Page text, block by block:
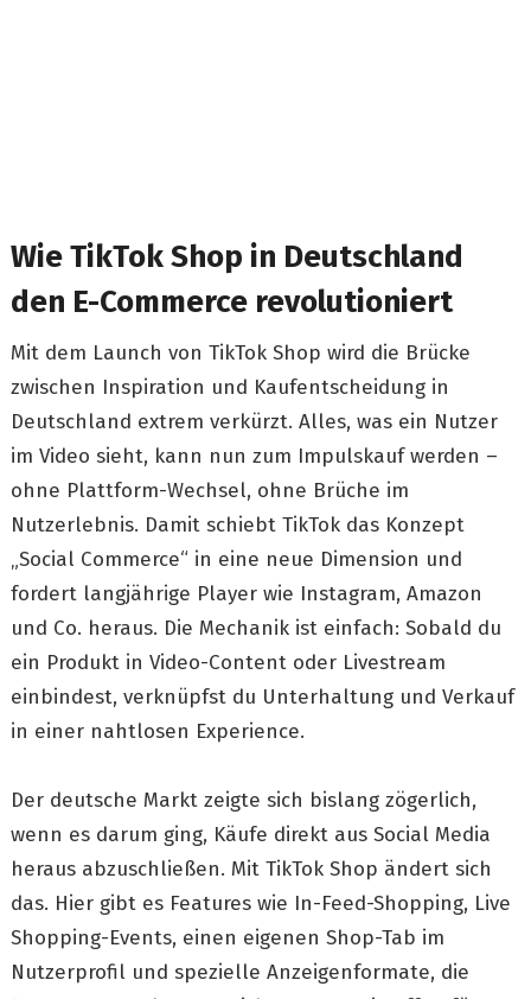
Wie TikTok Shop in Deutschland
den E-Commerce revolutioniert
Mit dem Launch von TikTok Shop wird die Brücke
zwischen Inspiration und Kaufentscheidung in
Deutschland extrem verkürzt. Alles, was ein Nutzer
im Video sieht, kann nun zum Impulskauf werden –
ohne Plattform-Wechsel, ohne Brüche im
Nutzerlebnis. Damit schiebt TikTok das Konzept
„Social Commerce“ in eine neue Dimension und
fordert langjährige Player wie Instagram, Amazon
und Co. heraus. Die Mechanik ist einfach: Sobald du
ein Produkt in Video-Content oder Livestream
einbindest, verknüpfst du Unterhaltung und Verkauf
in einer nahtlosen Experience.
Der deutsche Markt zeigte sich bislang zögerlich,
wenn es darum ging, Käufe direkt aus Social Media
heraus abzuschließen. Mit TikTok Shop ändert sich
das. Hier gibt es Features wie In-Feed-Shopping, Live
Shopping-Events, einen eigenen Shop-Tab im
Nutzerprofil und spezielle Anzeigenformate, die